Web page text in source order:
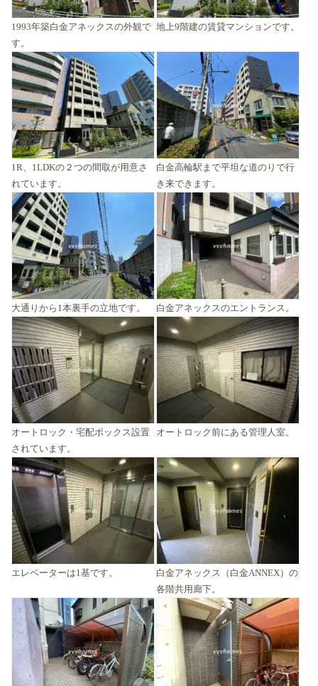
1993年築白金アネックスの外観で
す。
地上9階建の賃貸マンションです。
1R、1LDKの２つの間取が用意さ
れています。
白金高輪駅まで平坦な道のりで行
き来できます。
大通りから1本裏手の立地です。 白金アネックスのエントランス。
オートロック・宅配ボックス設置
されています。
オートロック前にある管理人室。
エレベーターは1基です。
白金アネックス（白金ANNEX）の
各階共用廊下。